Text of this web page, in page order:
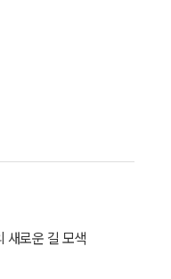
새로운 길 모색